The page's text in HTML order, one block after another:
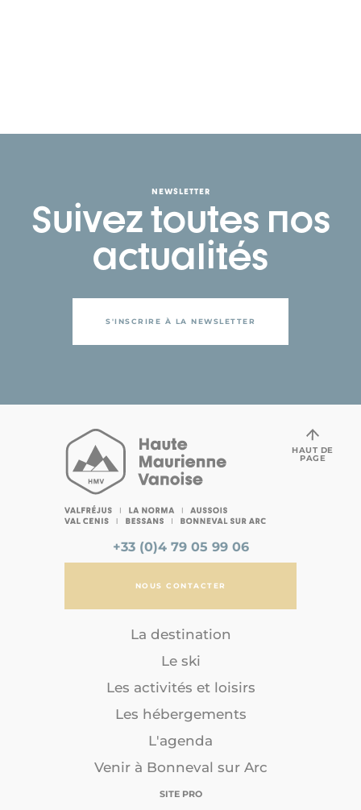
NEWSLETTER
Suivez toutes nos
actualités
S'INSCRIRE À LA NEWSLETTER
+33 (0)4 79 05 99 06
NOUS CONTACTER
La destination
Le ski
Les activités et loisirs
Les hébergements
L'agenda
Venir à Bonneval sur Arc
SITE PRO
HAUT DE
PAGE